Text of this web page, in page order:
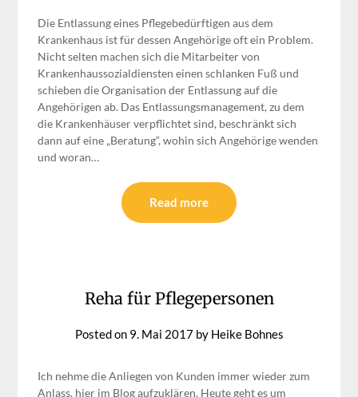
Die Entlassung eines Pflegebedürftigen aus dem
Krankenhaus ist für dessen Angehörige oft ein Problem.
Nicht selten machen sich die Mitarbeiter von
Krankenhaussozialdiensten einen schlanken Fuß und
schieben die Organisation der Entlassung auf die
Angehörigen ab. Das Entlassungsmanagement, zu dem
die Krankenhäuser verpflichtet sind, beschränkt sich
dann auf eine „Beratung“, wohin sich Angehörige wenden
und woran…
Read more
Reha für Pflegepersonen
Posted on 9. Mai 2017by Heike Bohnes
Ich nehme die Anliegen von Kunden immer wieder zum
Anlass, hier im Blog aufzuklären. Heute geht es um